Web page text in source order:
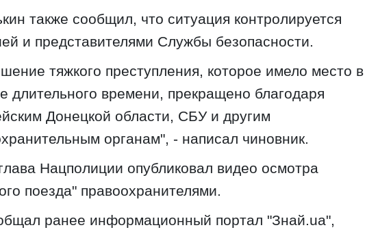
также сообщил, что ситуация контролируется
и представителями Службы безопасности.
тяжкого преступления, которое имело место в
длительного времени, прекращено благодаря
Донецкой области, СБУ и другим
органам", - написал чиновник.
Нацполиции опубликовал видео осмотра
поезда" правоохранителями.
ранее информационный портал "Знай.ua",